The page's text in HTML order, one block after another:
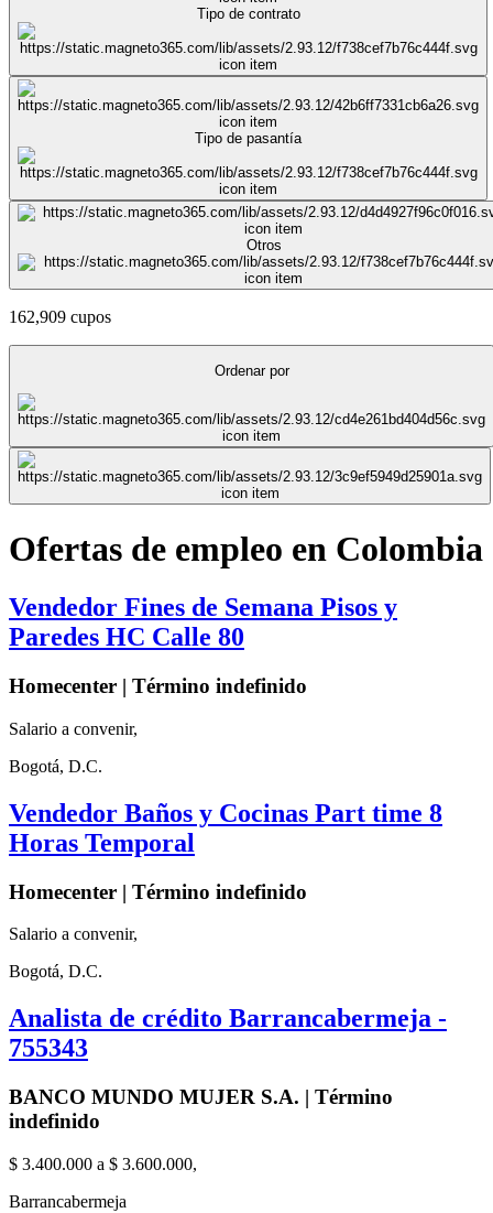
Tipo de contrato
Tipo de pasantía
Otros
162,909 cupos
Ordenar por
Ofertas de empleo en Colombia
Vendedor Fines de Semana Pisos y
Paredes HC Calle 80
Homecenter | Término indefinido
Salario a convenir,
Bogotá, D.C.
Vendedor Baños y Cocinas Part time 8
Horas Temporal
Homecenter | Término indefinido
Salario a convenir,
Bogotá, D.C.
Analista de crédito Barrancabermeja -
755343
BANCO MUNDO MUJER S.A. | Término
indefinido
$ 3.400.000 a $ 3.600.000,
Barrancabermeja